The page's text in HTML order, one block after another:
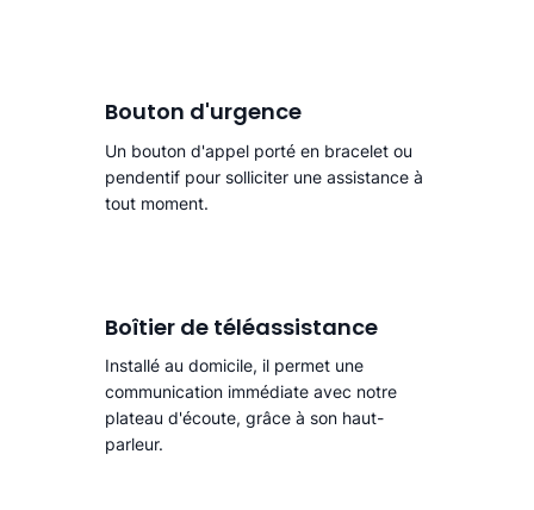
Bouton d'urgence
Un bouton d'appel porté en bracelet ou
pendentif pour solliciter une assistance à
tout moment.
Boîtier de téléassistance
Installé au domicile, il permet une
communication immédiate avec notre
plateau d'écoute, grâce à son haut-
parleur.